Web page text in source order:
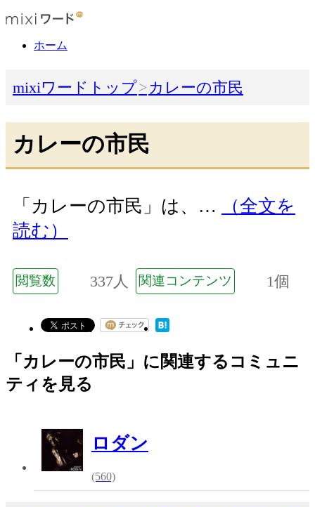
ホーム
mixiワードトップ カレーの市民
カレーの市民
「カレーの市民」は、…
（全文を
読む）
閲覧数 337人 関連コンテンツ 1個
「カレーの市民」に関連するコミュニ
ティを見る
ロダン
(560)